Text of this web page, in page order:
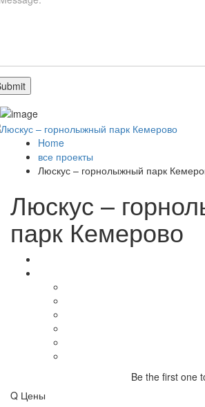
Home
все проекты
Люскус – горнолыжный парк
Люскус –
парк Кемерово
Be the first one
Q Цены